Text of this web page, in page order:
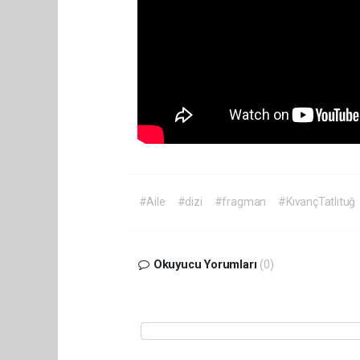
#Aile #dizi #fragman #KıvançTatlıtuğ
Okuyucu Yorumları (0)